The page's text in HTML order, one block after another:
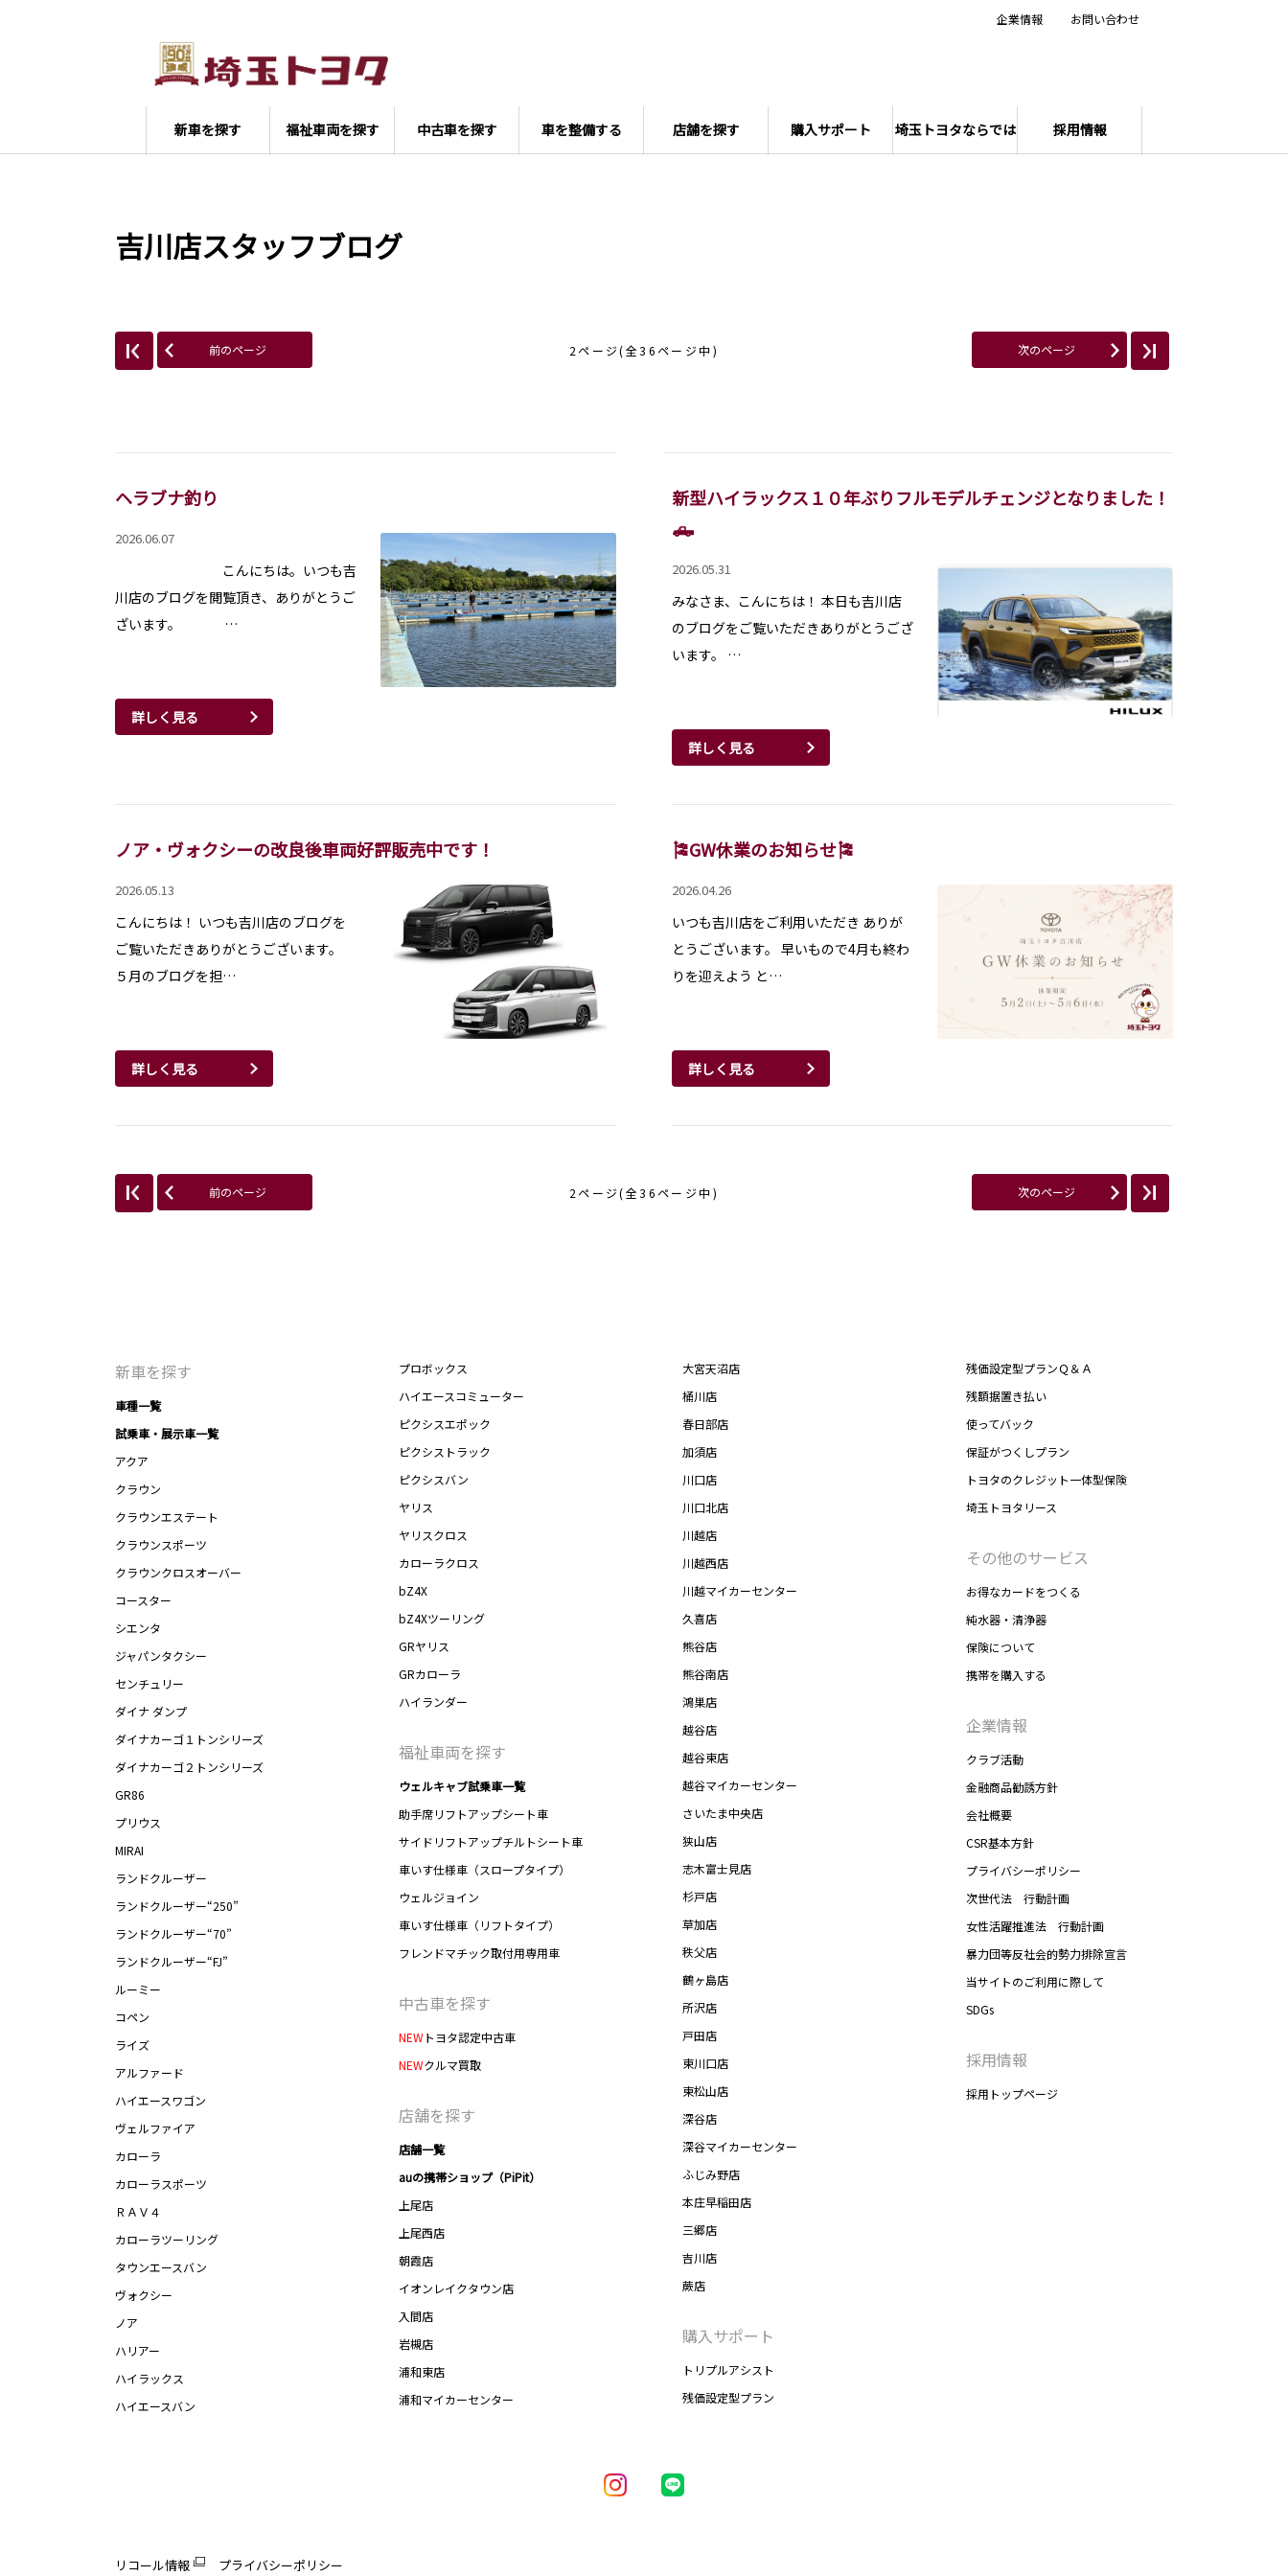
新車を探す 福祉車両を探す 中古車を探す 車を整備する 店舗を探す 購入サポート 埼玉トヨタならでは 採用情報
企業情報 お問い合わせ
吉川店スタッフブログ
前のページ 2ページ(全36ページ中) 次のページ
ヘラブナ釣り
2026.06.07
こんにちは。いつも吉
川店のブログを閲覧頂き、ありがとうご
ざいます。 …
詳しく見る
新型ハイラックス１０年ぶりフルモデルチェンジとなりました！
🛻
2026.05.31
みなさま、こんにちは！ 本日も吉川店
のブログをご覧いただきありがとうござ
います。 …
詳しく見る
ノア・ヴォクシーの改良後車両好評販売中です！
2026.05.13
こんにちは！ いつも吉川店のブログを
ご覧いただきありがとうございます。
５月のブログを担…
詳しく見る
🎏GW休業のお知らせ🎏
2026.04.26
いつも吉川店をご利用いただき ありが
とうございます。 早いもので4月も終わ
りを迎えよう と…
詳しく見る
前のページ 2ページ(全36ページ中) 次のページ
新車を探す
車種一覧
試乗車・展示車一覧
アクア
クラウン
クラウンエステート
クラウンスポーツ
クラウンクロスオーバー
コースター
シエンタ
ジャパンタクシー
センチュリー
ダイナ ダンプ
ダイナカーゴ１トンシリーズ
ダイナカーゴ２トンシリーズ
GR86
プリウス
MIRAI
ランドクルーザー
ランドクルーザー“250”
ランドクルーザー“70”
ランドクルーザー“FJ”
ルーミー
コペン
ライズ
アルファード
ハイエースワゴン
ヴェルファイア
カローラ
カローラスポーツ
ＲＡＶ４
カローラツーリング
タウンエースバン
ヴォクシー
ノア
ハリアー
ハイラックス
ハイエースバン
プロボックス
ハイエースコミューター
ピクシスエポック
ピクシストラック
ピクシスバン
ヤリス
ヤリスクロス
カローラクロス
bZ4X
bZ4Xツーリング
GRヤリス
GRカローラ
ハイランダー
福祉車両を探す
ウェルキャブ試乗車一覧
助手席リフトアップシート車
サイドリフトアップチルトシート車
車いす仕様車（スロープタイプ）
ウェルジョイン
車いす仕様車（リフトタイプ）
フレンドマチック取付用専用車
中古車を探す
NEWトヨタ認定中古車
NEWクルマ買取
店舗を探す
店舗一覧
auの携帯ショップ（PiPit）
上尾店
上尾西店
朝霞店
イオンレイクタウン店
入間店
岩槻店
浦和東店
浦和マイカーセンター
大宮天沼店
桶川店
春日部店
加須店
川口店
川口北店
川越店
川越西店
川越マイカーセンター
久喜店
熊谷店
熊谷南店
鴻巣店
越谷店
越谷東店
越谷マイカーセンター
さいたま中央店
狭山店
志木富士見店
杉戸店
草加店
秩父店
鶴ヶ島店
所沢店
戸田店
東川口店
東松山店
深谷店
深谷マイカーセンター
ふじみ野店
本庄早稲田店
三郷店
吉川店
蕨店
購入サポート
トリプルアシスト
残価設定型プラン
残価設定型プランＱ＆Ａ
残額据置き払い
使ってバック
保証がつくしプラン
トヨタのクレジット一体型保険
埼玉トヨタリース
その他のサービス
お得なカードをつくる
純水器・清浄器
保険について
携帯を購入する
企業情報
クラブ活動
金融商品勧誘方針
会社概要
CSR基本方針
プライバシーポリシー
次世代法 行動計画
女性活躍推進法 行動計画
暴力団等反社会的勢力排除宣言
当サイトのご利用に際して
SDGs
採用情報
採用トップページ
リコール情報 プライバシーポリシー